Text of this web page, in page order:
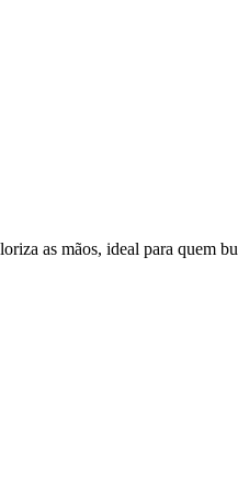
as mãos, ideal para quem